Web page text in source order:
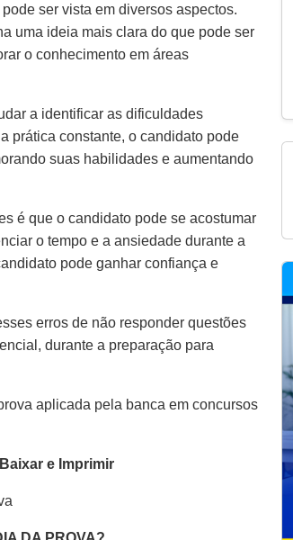
ser vista em diversos aspectos.
uma ideia mais clara do que pode ser
o conhecimento em áreas
a identificar as dificuldades
prática constante, o candidato pode
suas habilidades e aumentando
é que o candidato pode se acostumar
o tempo e a ansiedade durante a
pode ganhar confiança e
erros de não responder questões
durante a preparação para
aplicada pela banca em concursos
Baixar e Imprimir